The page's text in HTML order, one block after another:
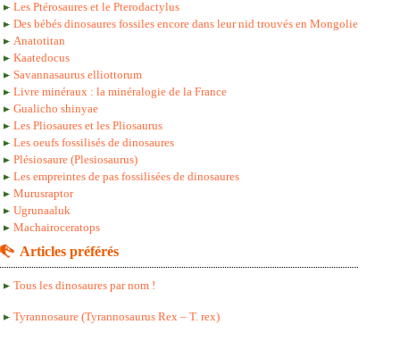
Les Ptérosaures et le Pterodactylus
Des bébés dinosaures fossiles encore dans leur nid trouvés en Mongolie
Anatotitan
Kaatedocus
Savannasaurus elliottorum
Livre minéraux : la minéralogie de la France
Gualicho shinyae
Les Pliosaures et les Pliosaurus
Les oeufs fossilisés de dinosaures
Plésiosaure (Plesiosaurus)
Les empreintes de pas fossilisées de dinosaures
Murusraptor
Ugrunaaluk
Machairoceratops
Articles préférés
Tous les dinosaures par nom !
Tyrannosaure (Tyrannosaurus Rex – T. rex)